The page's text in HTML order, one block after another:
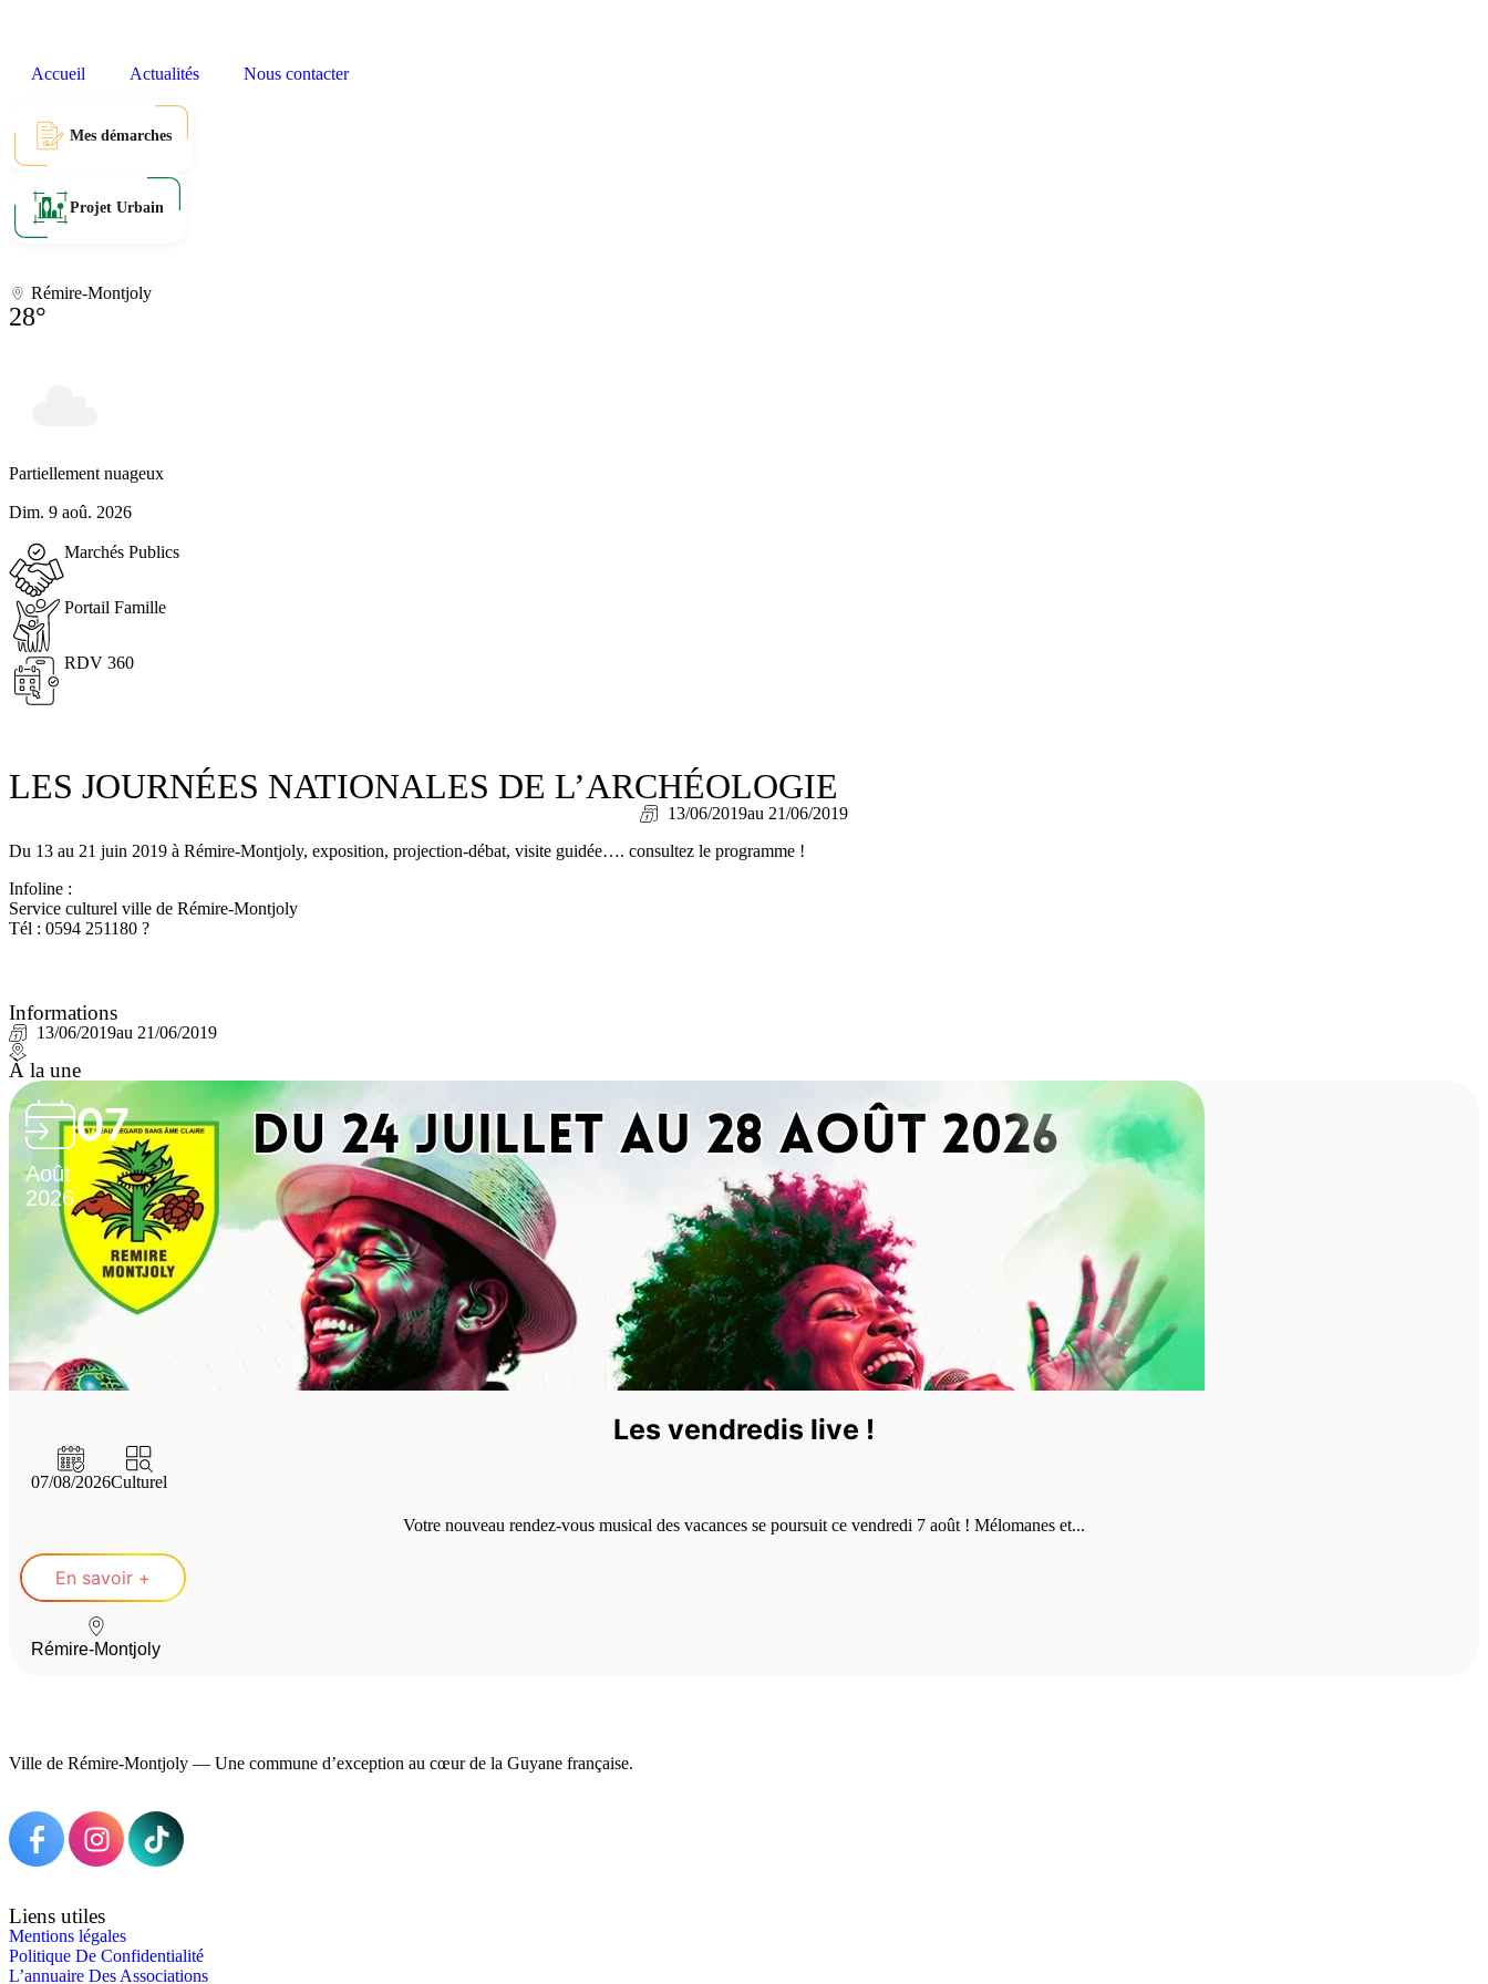
Accueil Actualités Nous contacter
Mes démarches
Projet Urbain
Rémire-Montjoly
28°
Partiellement nuageux
Dim. 9 aoû. 2026
Marchés Publics
Portail Famille
RDV 360
LES JOURNÉES NATIONALES DE L’ARCHÉOLOGIE
13/06/2019au 21/06/2019
Du 13 au 21 juin 2019 à Rémire-Montjoly, exposition, projection-débat, visite guidée…. consultez le programme !
Infoline :
Service culturel ville de Rémire-Montjoly
Tél : 0594 251180 ?
Informations
13/06/2019au 21/06/2019
À la une
07
Août
2026
Les vendredis live !
07/08/2026Culturel
Votre nouveau rendez-vous musical des vacances se poursuit ce vendredi 7 août ! Mélomanes et...
En savoir +
Rémire-Montjoly
Ville de Rémire-Montjoly — Une commune d’exception au cœur de la Guyane française.
Liens utiles
Mentions légales
Politique De Confidentialité
L’annuaire Des Associations